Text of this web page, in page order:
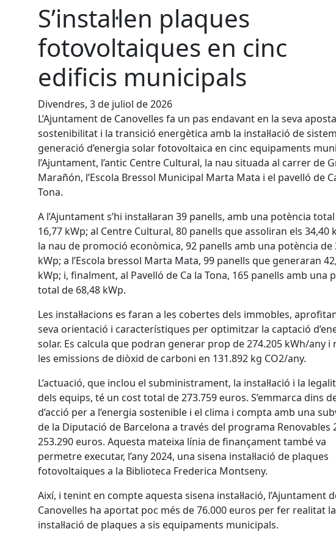
S’instal·len plaques
fotovoltaiques en cinc
edificis municipals
Divendres, 3 de juliol de 2026
L’Ajuntament de Canovelles fa un pas endavant en la seva
sostenibilitat i la transició energètica amb la instal·lació de
generació d’energia solar fotovoltaica en cinc equipaments
l’Ajuntament, l’antic Centre Cultural, la nau situada al carrer de
Marañón, l’Escola Bressol Municipal Marta Mata i el pavelló de
Tona.
A l’Ajuntament s’hi instal·laran 39 panells, amb una potència
16,77 kWp; al Centre Cultural, 80 panells que assoliran els 34,40
la nau de promoció econòmica, 92 panells amb una potència de
kWp; a l’Escola bressol Marta Mata, 99 panells que generaran
kWp; i, finalment, al Pavelló de Ca la Tona, 165 panells amb una
total de 68,48 kWp.
Les instal·lacions es faran a les cobertes dels immobles,
seva orientació i característiques per optimitzar la captació
solar. Es calcula que podran generar prop de 274.205 kWh/any i
les emissions de diòxid de carboni en 131.892 kg CO2/any.
L’actuació, que inclou el subministrament, la instal·lació i la
dels equips, té un cost total de 273.759 euros. S’emmarca dins
d’acció per a l’energia sostenible i el clima i compta amb una
de la Diputació de Barcelona a través del programa Renovables
253.290 euros. Aquesta mateixa línia de finançament també va
permetre executar, l’any 2024, una sisena instal·lació de plaques
fotovoltaiques a la Biblioteca Frederica Montseny.
Així, i tenint en compte aquesta sisena instal·lació, l’Ajuntament
Canovelles ha aportat poc més de 76.000 euros per fer realitat la
instal·lació de plaques a sis equipaments municipals.